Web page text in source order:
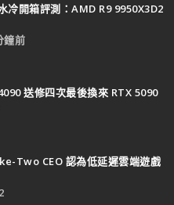
冷開箱評測：AMD R9 9950X3D2
鐘前
送修四次最後換來 RTX 5090
Two CEO 認為低延遲雲端遊戲